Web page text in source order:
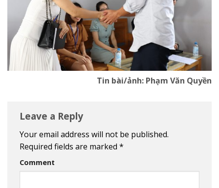
Tin bài/ảnh: Phạm Văn Quyền
Leave a Reply
Your email address will not be published.
Required fields are marked *
Comment